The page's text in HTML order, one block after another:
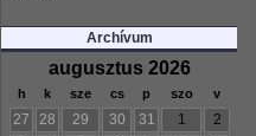
Archívum
augusztus 2026
h k sze cs p szo v
27 28 29 30 31 1
2